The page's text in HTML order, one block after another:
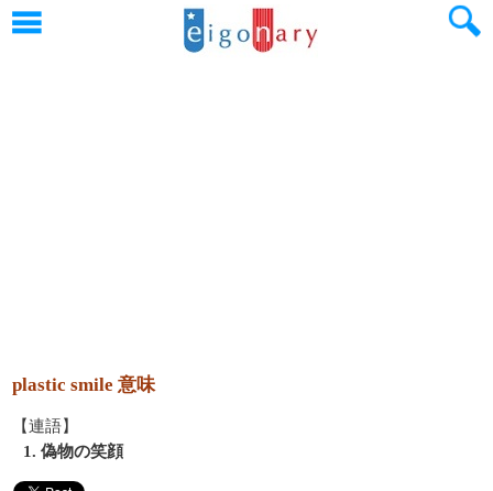
plastic smile 意味
【連語】
1. 偽物の笑顔